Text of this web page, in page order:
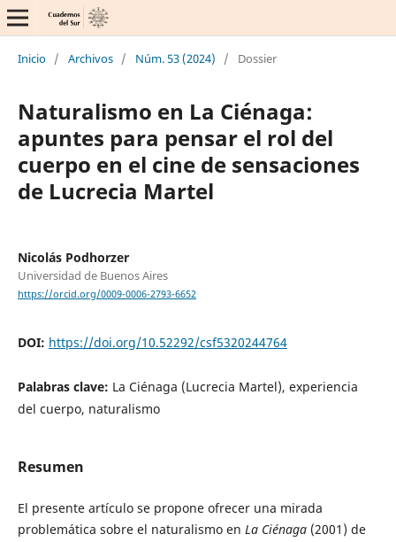
Inicio / Archivos / Núm. 53 (2024) / Dossier
Naturalismo en La Ciénaga:
apuntes para pensar el rol del
cuerpo en el cine de sensaciones
de Lucrecia Martel
Nicolás Podhorzer
Universidad de Buenos Aires
https://orcid.org/0009-0006-2793-6652
DOI: https://doi.org/10.52292/csf5320244764
Palabras clave: La Ciénaga (Lucrecia Martel), experiencia
del cuerpo, naturalismo
Resumen
El presente artículo se propone ofrecer una mirada
problemática sobre el naturalismo en La Ciénaga(2001) de